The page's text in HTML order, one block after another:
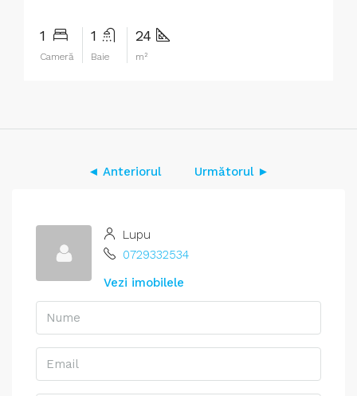
1
Cameră
1
Baie
24
m²
◄ Anteriorul Următorul ►
Lupu
0729332534
Vezi imobilele